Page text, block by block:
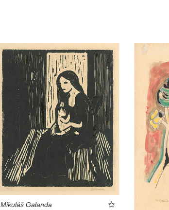
Mikuláš Galanda